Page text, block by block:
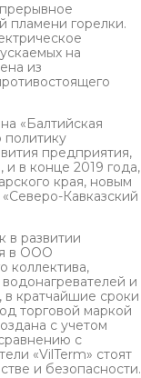
пламени горелки.
на
из
«Балтийская
предприятия,
и в конце 2019 года,
края, новым
Кавказский
в развитии
в ООО
коллектива,
и
в кратчайшие сроки
торговой маркой
с учетом
с
«VilTerm» стоят
и безопасности.